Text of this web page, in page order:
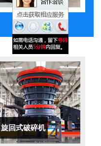
旋回式破碎机